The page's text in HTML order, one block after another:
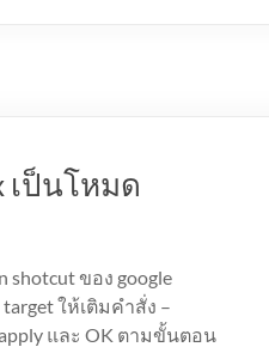
เป็นโหมด
shotcut ของ google
ให้เติมคำสั่ง –
และ OK ตามขั้นตอน